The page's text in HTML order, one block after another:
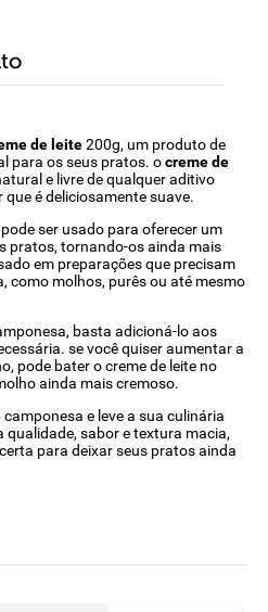
de leite200g, um produto de
para os seus pratos. ocreme de
e livre de qualquer aditivo
é deliciosamente suave.
ser usado para oferecer um
pratos, tornando-os ainda mais
em preparações que precisam
como molhos, purês ou até mesmo
basta adicioná-lo aos
se você quiser aumentar a
pode bater o creme de leite no
ainda mais cremoso.
camponesa e leve a sua culinária
sabor e textura macia,
para deixar seus pratos ainda